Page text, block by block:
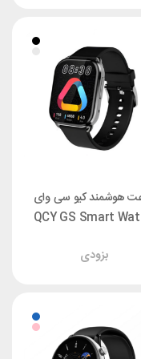
هوشمند کیو سی وای
QCY GS Smart
بزودی